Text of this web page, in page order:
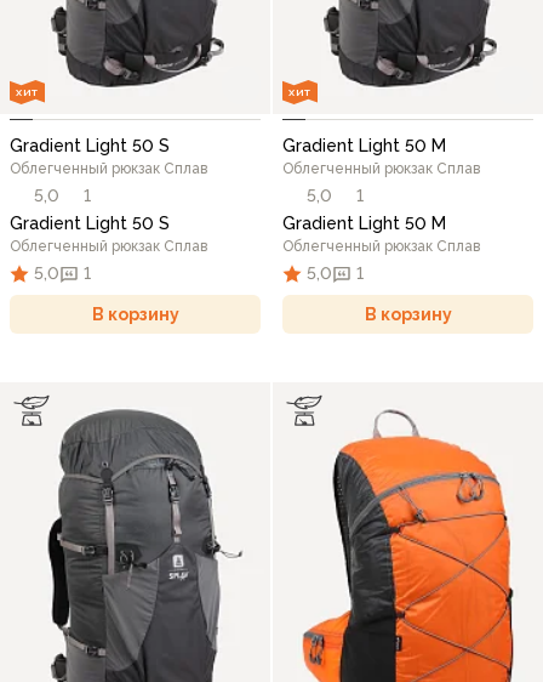
ХИТ
Gradient Light 50 S
Облегченный рюкзак Сплав
5,0
1
Gradient Light 50 S
Облегченный рюкзак Сплав
5,0 1
В корзину
ХИТ
Gradient Light 50 M
Облегченный рюкзак Сплав
5,0
1
Gradient Light 50 M
Облегченный рюкзак Сплав
5,0 1
В корзину